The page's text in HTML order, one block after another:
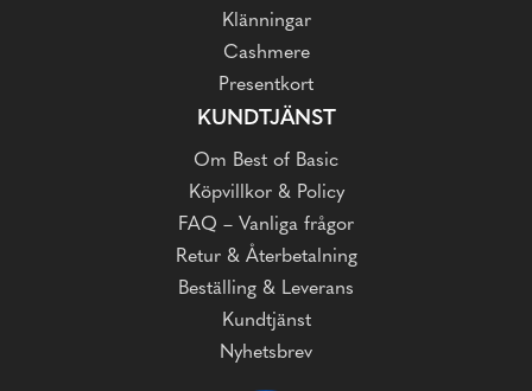
Klänningar
Cashmere
Presentkort
KUNDTJÄNST
Om Best of Basic
Köpvillkor & Policy
FAQ – Vanliga frågor
Retur & Återbetalning
Beställing & Leverans
Kundtjänst
Nyhetsbrev